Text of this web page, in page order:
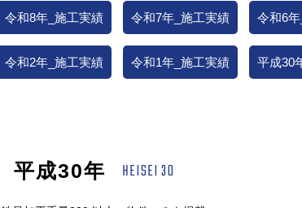
令和8年_施工実績 令和7年_施工実績 令和6
令和2年_施工実績 令和1年_施工実績 平成30
平成30年 HEISEI 30